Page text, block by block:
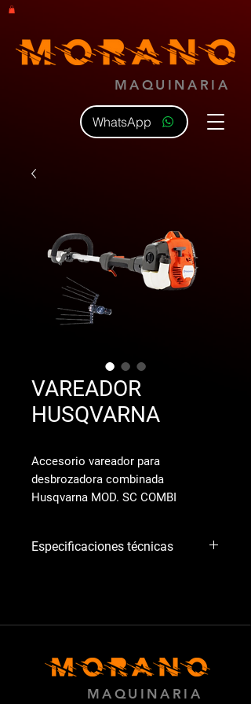
MAQUINARIA
WhatsApp
VAREADOR
HUSQVARNA
Accesorio vareador para
desbrozadora combinada
Husqvarna MOD. SC COMBI
Especificaciones técnicas
rpm
Capacidad depósito combustible: 0,51
litros
Transmisión: RígidaMAQUINARIA